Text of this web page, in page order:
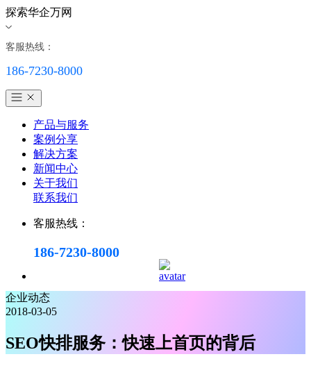
探索华企万网
客服热线：
186-7230-8000
产品与服务
案例分享
解决方案
新闻中心
关于我们
联系我们
客服热线：
186-7230-8000
企业动态
2018-03-05
SEO快排服务：快速上首页的背后